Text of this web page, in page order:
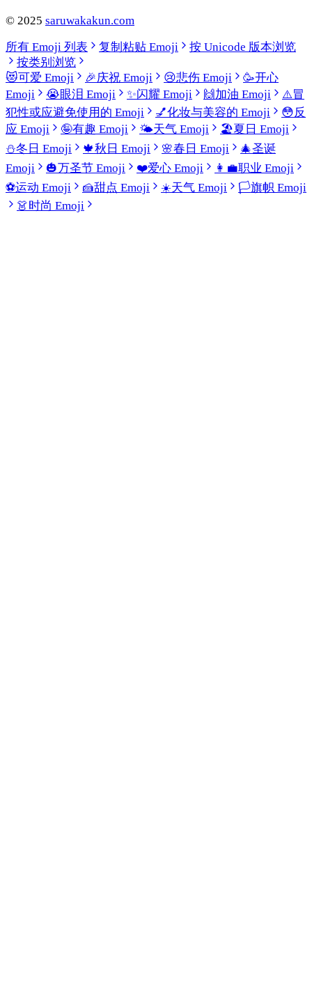
© 2025 saruwakakun.com
所有 Emoji 列表
复制粘贴 Emoji
按 Unicode 版本浏览
按类别浏览
😻可爱 Emoji 🎉庆祝 Emoji 😢悲伤 Emoji 🥳开心
Emoji
😭眼泪 Emoji ✨闪耀 Emoji 🙌加油 Emoji ⚠️冒
犯性或应避免使用的 Emoji
💅化妆与美容的 Emoji 😳反
应 Emoji
🤪有趣 Emoji 🌤️天气 Emoji 🏖️夏日 Emoji
⛄冬日 Emoji 🍁秋日 Emoji 🌸春日 Emoji 🎄圣诞
Emoji
🎃万圣节 Emoji ❤️爱心 Emoji 👩‍💼职业 Emoji
⚽运动 Emoji 🍰甜点 Emoji ☀️天气 Emoji 🏳️旗帜 Emoji
👗时尚 Emoji